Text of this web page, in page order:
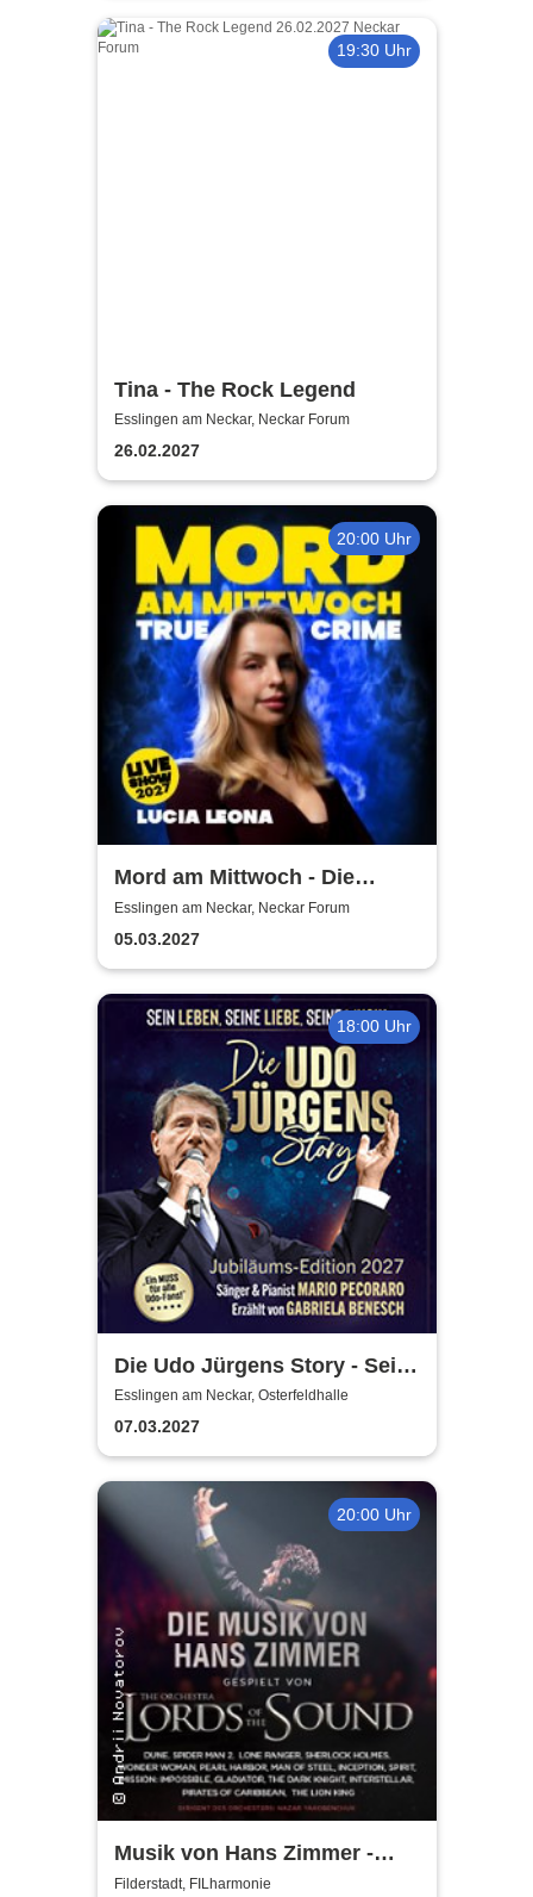
19:30 Uhr
Tina - The Rock Legend
Esslingen am Neckar, Neckar Forum
26.02.2027
20:00 Uhr
Mord am Mittwoch - Die
Crime Show 2027 - Lucia
Leona
Esslingen am Neckar, Neckar Forum
05.03.2027
18:00 Uhr
Die Udo Jürgens Story - Sein
Leben, seine Liebe, seine
Musik! Konzerte 2027
Esslingen am Neckar, Osterfeldhalle
07.03.2027
20:00 Uhr
Musik von Hans Zimmer -
gespielt von Lords of the
Filderstadt, FILharmonie